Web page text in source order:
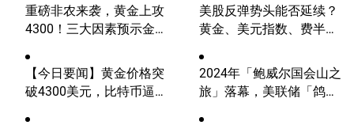
重磅非农来袭，黄金上攻
4300！三大因素预示金价
美股反弹势头能否延续？
黄金、美元指数、费半指
【今日要闻】黄金价格突
破4300美元，比特币逼近
2024年「鲍威尔国会山之
旅」落幕，美联储「鸽